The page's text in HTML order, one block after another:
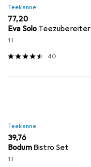
Teekanne
EUR
77,20
Eva Solo Teezubereiter
1 l
40
Teekanne
EUR
39,76
Bodum Bistro Set
1 l